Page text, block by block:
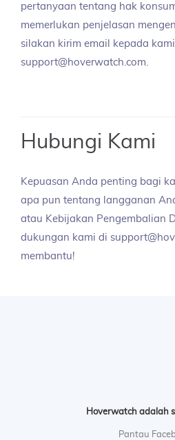
pertanyaan tentang hak
memerlukan penjelasan
silakan kirim email kepada
support@hoverwatch.com.
Hubungi Kami
Kepuasan Anda penting bagi
apa pun tentang langganan
atau Kebijakan Pengembalian
dukungan kami di
membantu!
Hoverwatch adalah
Pantau